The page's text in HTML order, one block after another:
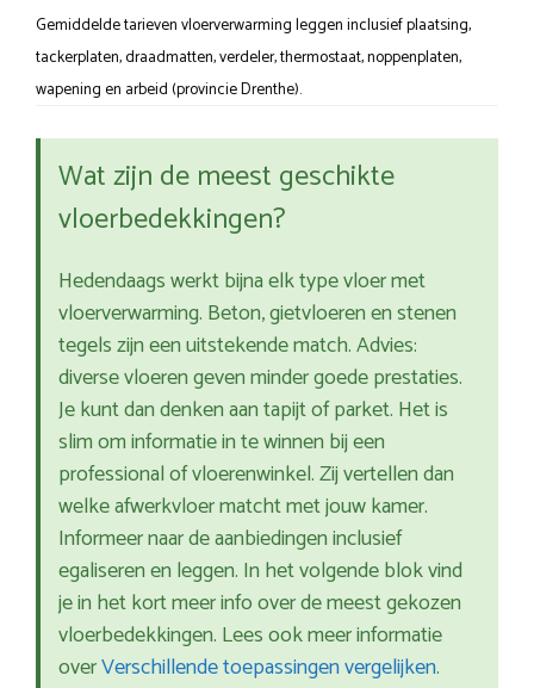
Gemiddelde tarieven vloerverwarming leggen inclusief plaatsing,
tackerplaten, draadmatten, verdeler, thermostaat, noppenplaten,
wapening en arbeid (provincie Drenthe).
Wat zijn de meest geschikte
vloerbedekkingen?
Hedendaags werkt bijna elk type vloer met
vloerverwarming. Beton, gietvloeren en stenen
tegels zijn een uitstekende match. Advies:
diverse vloeren geven minder goede prestaties.
Je kunt dan denken aan tapijt of parket. Het is
slim om informatie in te winnen bij een
professional of vloerenwinkel. Zij vertellen dan
welke afwerkvloer matcht met jouw kamer.
Informeer naar de aanbiedingen inclusief
egaliseren en leggen. In het volgende blok vind
je in het kort meer info over de meest gekozen
vloerbedekkingen. Lees ook meer informatie
overVerschillende toepassingen vergelijken.